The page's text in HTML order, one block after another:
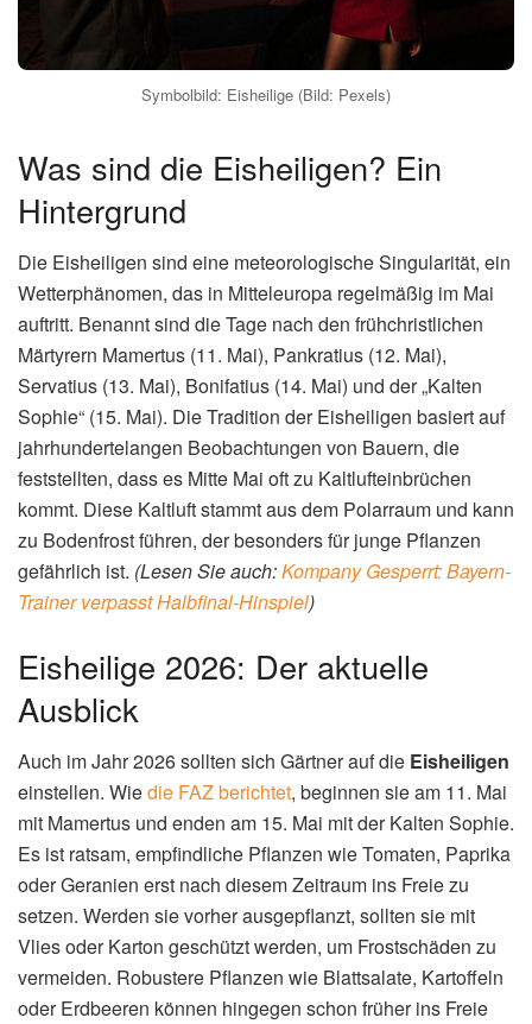
Symbolbild: Eisheilige (Bild: Pexels)
Was sind die Eisheiligen? Ein
Hintergrund
Die Eisheiligen sind eine meteorologische Singularität, ein
Wetterphänomen, das in Mitteleuropa regelmäßig im Mai
auftritt. Benannt sind die Tage nach den frühchristlichen
Märtyrern Mamertus (11. Mai), Pankratius (12. Mai),
Servatius (13. Mai), Bonifatius (14. Mai) und der „Kalten
Sophie“ (15. Mai). Die Tradition der Eisheiligen basiert auf
jahrhundertelangen Beobachtungen von Bauern, die
feststellten, dass es Mitte Mai oft zu Kaltlufteinbrüchen
kommt. Diese Kaltluft stammt aus dem Polarraum und kann
zu Bodenfrost führen, der besonders für junge Pflanzen
gefährlich ist. (Lesen Sie auch:Kompany Gesperrt: Bayern-
Trainer verpasst Halbfinal-Hinspiel)
Eisheilige 2026: Der aktuelle
Ausblick
Auch im Jahr 2026 sollten sich Gärtner auf die Eisheiligen
einstellen. Wiedie FAZ berichtet, beginnen sie am 11. Mai
mit Mamertus und enden am 15. Mai mit der Kalten Sophie.
Es ist ratsam, empfindliche Pflanzen wie Tomaten, Paprika
oder Geranien erst nach diesem Zeitraum ins Freie zu
setzen. Werden sie vorher ausgepflanzt, sollten sie mit
Vlies oder Karton geschützt werden, um Frostschäden zu
vermeiden. Robustere Pflanzen wie Blattsalate, Kartoffeln
oder Erdbeeren können hingegen schon früher ins Freie